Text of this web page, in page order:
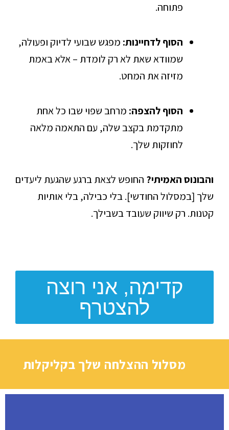
פתוחה.
הסוף לדחיינות: מפגש שבועי לדיוק ופעולה,
שמוודא שאת לא רק לומדת – אלא באמת
מזיזה את המחט.
הסוף להצפה: מרחב שפוי שבו כל אחת
מתקדמת בקצב שלה, עם התאמה מלאה
לחוזקות שלך.
והבונוס האמיתי? החופש לצאת ברגע שהגעת ליעדים
שלך [במסלול החודשי]. בלי כבילה, בלי אותיות
קטנות. רק שיווק שעובד בשבילך.
קדימה, אני רוצה
להצטרף
מסלול ההצלחה שלך בקליקלות